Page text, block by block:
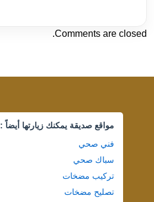
Comments are closed.
مواقع صديقة يمكنك زيارتها أيضاً :
فني صحي
سباك صحي
تركيب مضخات
تصليح مضخات